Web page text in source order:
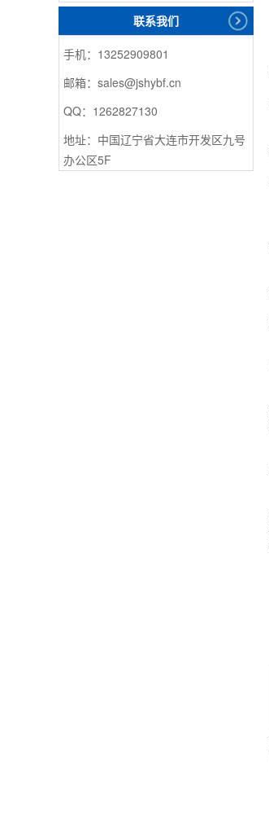
联系我们
手机：13252909801
邮箱：sales@jshybf.cn
QQ：1262827130
地址：中国辽宁省大连市开发区九号
办公区5F